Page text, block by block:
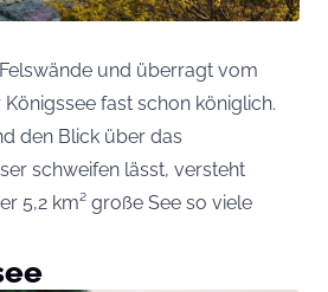
und überragt vom
fast schon königlich.
den Blick über das
schweifen lässt, versteht
5,2 km² große See so viele